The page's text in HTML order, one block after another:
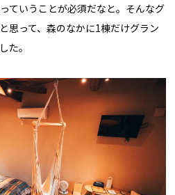
ていうことが必須だなと。そんなグ
思って、森のなかに1棟だけグラン
た。